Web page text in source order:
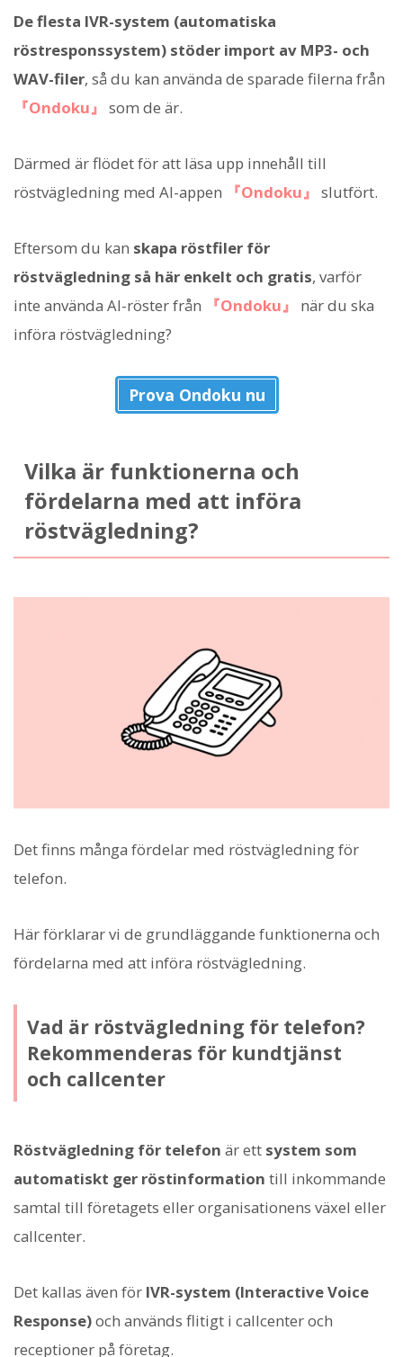
De flesta IVR-system (automatiska
röstresponssystem) stöder import av MP3- och
WAV-filer, så du kan använda de sparade filerna från
『Ondoku』 som de är.
Därmed är flödet för att läsa upp innehåll till
röstvägledning med AI-appen
『Ondoku』 slutfört.
Eftersom du kan skapa röstfiler för
röstvägledning så här enkelt och gratis, varför
inte använda AI-röster från
『Ondoku』
när du ska
införa röstvägledning?
Prova Ondoku nu
Vilka är funktionerna och
fördelarna med att införa
röstvägledning?
Det finns många fördelar med röstvägledning för
telefon.
Här förklarar vi de grundläggande funktionerna och
fördelarna med att införa röstvägledning.
Vad är röstvägledning för telefon?
Rekommenderas för kundtjänst
och callcenter
Röstvägledning för telefon är ett system som
automatiskt ger röstinformation till inkommande
samtal till företagets eller organisationens växel eller
callcenter.
Det kallas även för IVR-system (Interactive Voice
Response)och används flitigt i callcenter och
receptioner på företag.